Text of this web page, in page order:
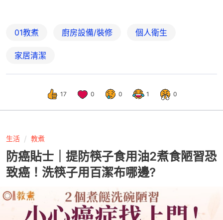
01教煮 廚房設備/裝修 個人衛生
家居清潔
17 0 0 1 0
生活 教煮
防癌貼士｜提防筷子食用油2煮食陋習恐
致癌！洗筷子用百潔布哪邊?